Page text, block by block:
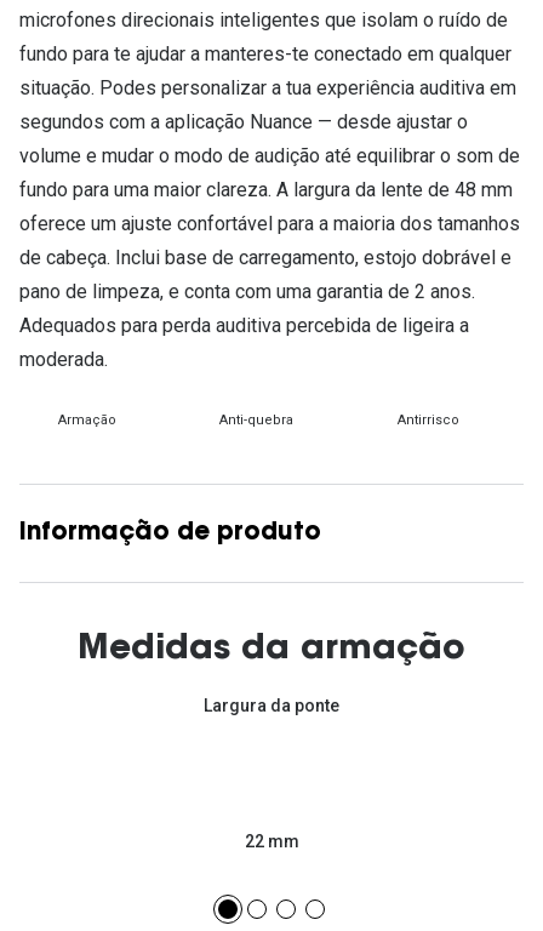
microfones direcionais inteligentes que isolam o ruído de
fundo para te ajudar a manteres-te conectado em qualquer
situação. Podes personalizar a tua experiência auditiva em
segundos com a aplicação Nuance — desde ajustar o
volume e mudar o modo de audição até equilibrar o som de
fundo para uma maior clareza. A largura da lente de 48 mm
oferece um ajuste confortável para a maioria dos tamanhos
de cabeça. Inclui base de carregamento, estojo dobrável e
pano de limpeza, e conta com uma garantia de 2 anos.
Adequados para perda auditiva percebida de ligeira a
moderada.
Armação Anti-quebra Antirrisco
Informação de produto
Medidas da armação
Largura da ponte
22 mm